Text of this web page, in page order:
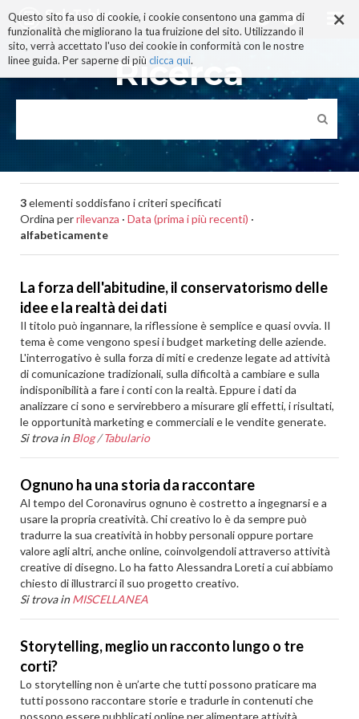
×
Questo sito fa uso di cookie, i cookie consentono una gamma di
funzionalità che migliorano la tua fruizione del sito. Utilizzando il
sito, verrà accettato l'uso dei cookie in conformità con le nostre
linee guida. Per saperne di più clicca qui.
ai
contenuti.
|
alla
navigazione
Ricerca
3elementi soddisfano i criteri specificati
Ordina perrilevanza · Data (prima i più recenti) ·
alfabeticamente
La forza dell'abitudine, il conservatorismo delle
idee e la realtà dei dati
Il titolo può ingannare, la riflessione è semplice e quasi ovvia. Il
tema è come vengono spesi i budget marketing delle aziende.
L'interrogativo è sulla forza di miti e credenze legate ad attività
di comunicazione tradizionali, sulla dificoltà a cambiare e sulla
indisponibilità a fare i conti con la realtà. Eppure i dati da
analizzare ci sono e servirebbero a misurare gli effetti, i risultati,
le opportunità marketing e commerciali e le vendite generate.
Si trova in Blog /Tabulario
Ognuno ha una storia da raccontare
Al tempo del Coronavirus ognuno è costretto a ingegnarsi e a
usare la propria creatività. Chi creativo lo è da sempre può
tradurre la sua creatività in hobby personali oppure portare
valore agli altri, anche online, coinvolgendoli attraverso attività
creative di disegno. Lo ha fatto Alessandra Loreti a cui abbiamo
chiesto di illustrarci il suo progetto creativo.
Si trova in MISCELLANEA
Storytelling, meglio un racconto lungo o tre
corti?
Lo storytelling non è un’arte che tutti possono praticare ma
tutti possono raccontare storie e tradurle in contenuti che
possono essere pubblicati online per alimentare attività